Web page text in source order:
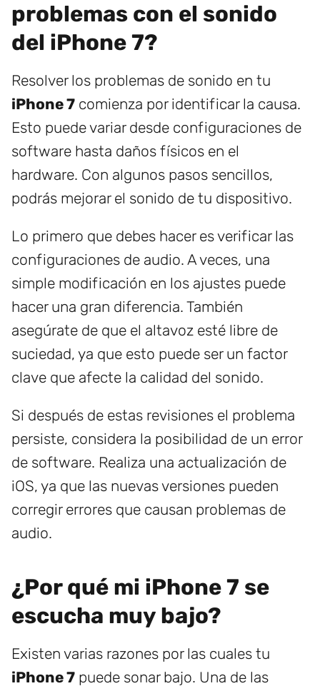
problemas con el sonido
del iPhone 7?
Resolver los problemas de sonido en tu
iPhone 7 comienza por identificar la causa.
Esto puede variar desde configuraciones de
software hasta daños físicos en el
hardware. Con algunos pasos sencillos,
podrás mejorar el sonido de tu dispositivo.
Lo primero que debes hacer es verificar las
configuraciones de audio. A veces, una
simple modificación en los ajustes puede
hacer una gran diferencia. También
asegúrate de que el altavoz esté libre de
suciedad, ya que esto puede ser un factor
clave que afecte la calidad del sonido.
Si después de estas revisiones el problema
persiste, considera la posibilidad de un error
de software. Realiza una actualización de
iOS, ya que las nuevas versiones pueden
corregir errores que causan problemas de
audio.
¿Por qué mi iPhone 7 se
escucha muy bajo?
Existen varias razones por las cuales tu
iPhone 7 puede sonar bajo. Una de las